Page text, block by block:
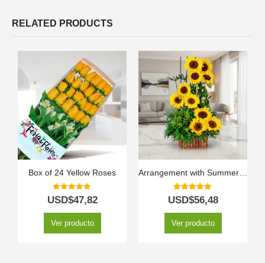
RELATED PRODUCTS
Box of 24 Yellow Roses
0out of 5
USD$47,82
Ver producto
Arrangement with Summer Sunflowers
5.00out of 5
USD$56,48
Ver producto